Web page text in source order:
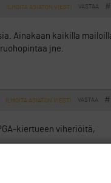
VASTAA
ILMOITA ASIATON VIESTI
Ainakaan kaikilla
jne.
VASTAA
ILMOITA ASIATON VIESTI
kiertueen viheriöitä,